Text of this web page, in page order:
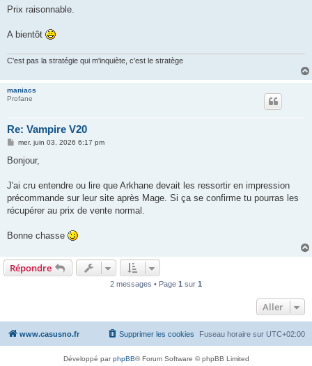
Prix raisonnable.
A bientôt
C'est pas la stratégie qui m'inquiète, c'est le stratège
maniacs
Profane
Re: Vampire V20
M
s
g
mer. juin 03, 2026 6:17 pm
Bonjour,
J'ai cru entendre ou lire que Arkhane devait les ressortir en impression
précommande sur leur site après Mage. Si ça se confirme tu pourras les
récupérer au prix de vente normal.
Bonne chasse
Répondre
2 messages • Page 1 sur 1
Aller
www.casusno.fr Fuseau horaire sur UTC+02:00
Supprimer les cookies
Développé parphpBB® Forum Software © phpBB Limited